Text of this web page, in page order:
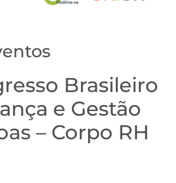
Brasileiro
e Gestão
– Corpo RH